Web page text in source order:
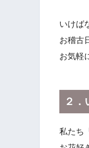
いけば
お稽古
お気軽
２
私たち